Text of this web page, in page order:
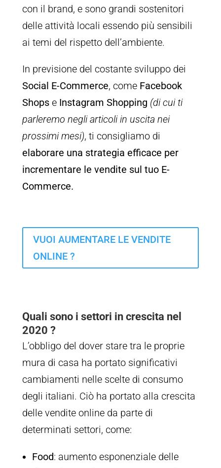
con il brand, e sono grandi sostenitori
delle attività locali essendo più sensibili
ai temi del rispetto dell’ambiente.
In previsione del costante sviluppo dei
Social E-Commerce, come Facebook
Shopse Instagram Shopping (di cui ti
parleremo negli articoli in uscita nei
prossimi mesi), ti consigliamo di
elaborare una strategia efficace per
incrementare le vendite sul tuo E-
Commerce.
VUOI AUMENTARE LE VENDITE
ONLINE ?
Quali sono i settori in crescita nel
2020 ?
L’obbligo del dover stare tra le proprie
mura di casa ha portato significativi
cambiamenti nelle scelte di consumo
degli italiani. Ciò ha portato alla crescita
delle vendite online da parte di
determinati settori, come:
Food: aumento esponenziale delle